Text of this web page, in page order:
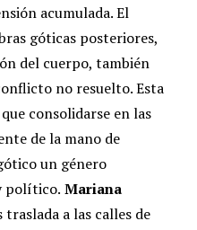
acumulada.El
góticas posteriores,
del cuerpo, también
no resuelto. Esta
consolidarse en las
de la mano de
un género
político. Mariana
a las calles de